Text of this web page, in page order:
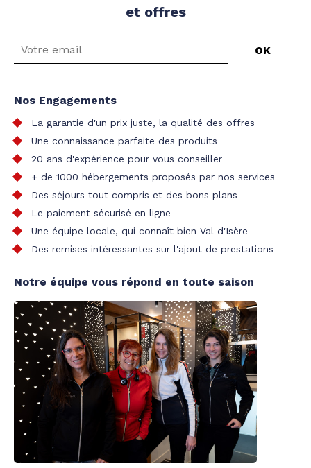
et offres
Nos Engagements
La garantie d'un prix juste, la qualité des offres
Une connaissance parfaite des produits
20 ans d'expérience pour vous conseiller
+ de 1000 hébergements proposés par nos services
Des séjours tout compris et des bons plans
Le paiement sécurisé en ligne
Une équipe locale, qui connaît bien Val d'Isère
Des remises intéressantes sur l'ajout de prestations
Notre équipe vous répond en toute saison